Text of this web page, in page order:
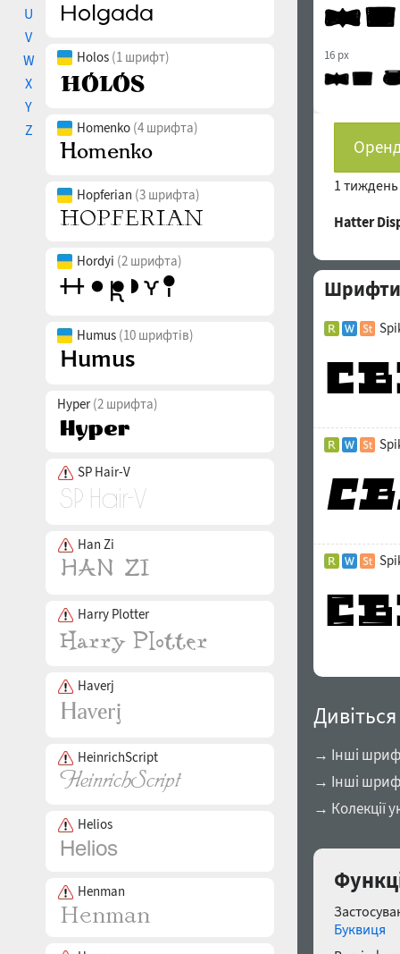
U
V
W
X
Y
Z
Holos (1 шрифт)
Homenko (4 шрифта)
Hopferian (3 шрифта)
Hordyi (2 шрифта)
Humus (10 шрифтів)
Hyper(2 шрифта)
SP Hair-V
Han Zi
Harry Plotter
Haverj
HeinrichScript
Helios
Henman
16 px
1
Hatter
Шрифти
→ Інші
→ Інші
→ Колекції
Буквиця